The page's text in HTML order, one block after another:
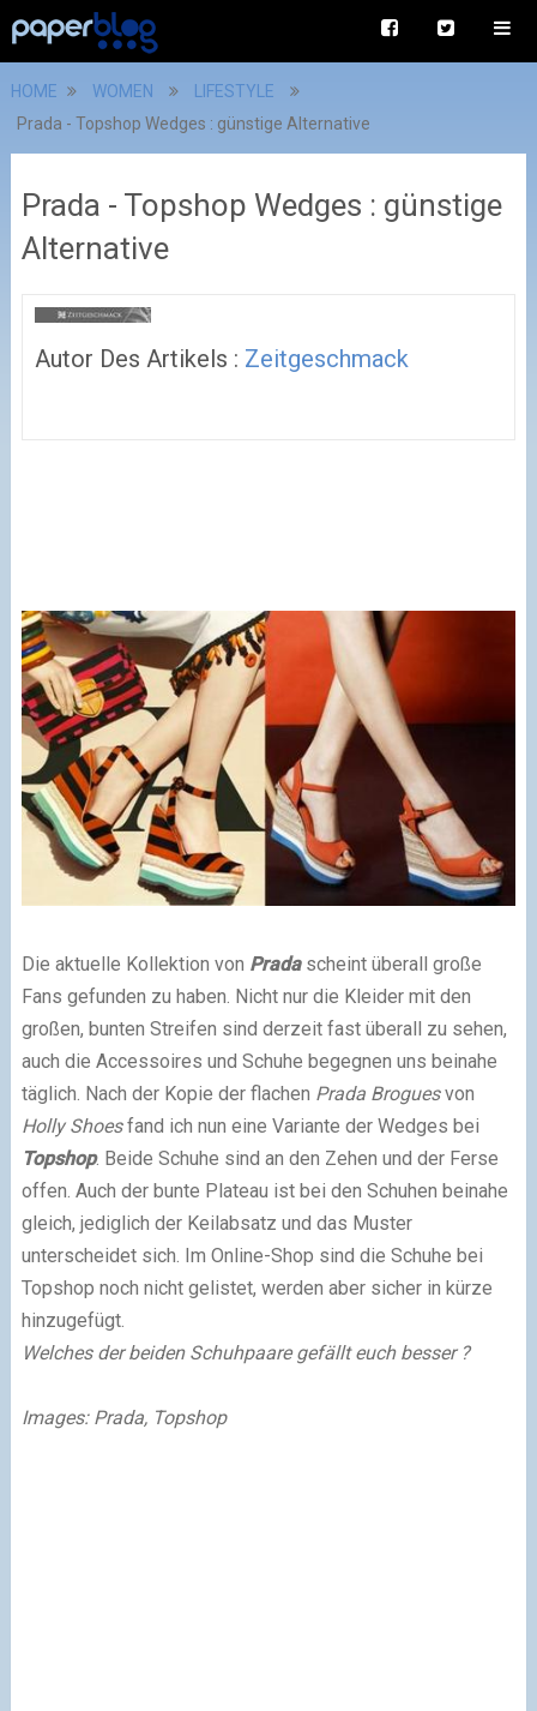
HOME WOMEN
LIFESTYLE
Prada - Topshop Wedges : günstige Alternative
Prada - Topshop Wedges : günstige
Alternative
Autor Des Artikels : Zeitgeschmack
Die aktuelle Kollektion von Pradascheint überall große
Fans gefunden zu haben. Nicht nur die Kleider mit den
großen, bunten Streifen sind derzeit fast überall zu sehen,
auch die Accessoires und Schuhe begegnen uns beinahe
täglich. Nach der Kopie der flachen Prada Broguesvon
Holly Shoesfand ich nun eine Variante der Wedges bei
Topshop. Beide Schuhe sind an den Zehen und der Ferse
offen. Auch der bunte Plateau ist bei den Schuhen beinahe
gleich, jediglich der Keilabsatz und das Muster
unterscheidet sich. Im Online-Shop sind die Schuhe bei
Topshop noch nicht gelistet, werden aber sicher in kürze
hinzugefügt.
Welches der beiden Schuhpaare gefällt euch besser ?
Images: Prada, Topshop